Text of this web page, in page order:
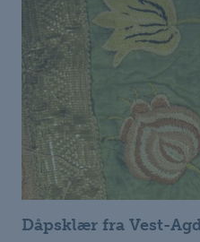
Dåpsklær fra Vest-